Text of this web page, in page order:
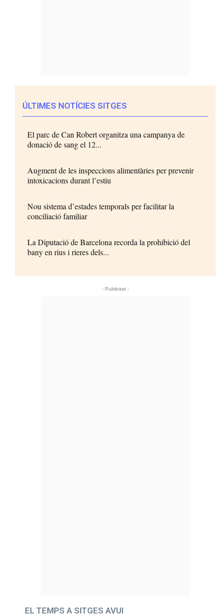
ÚLTIMES NOTÍCIES SITGES
El parc de Can Robert organitza una campanya de
donació de sang el 12...
Augment de les inspeccions alimentàries per prevenir
intoxicacions durant l’estiu
Nou sistema d’estades temporals per facilitar la
conciliació familiar
La Diputació de Barcelona recorda la prohibició del
bany en rius i rieres dels...
- Publicitat -
EL TEMPS A SITGES AVUI